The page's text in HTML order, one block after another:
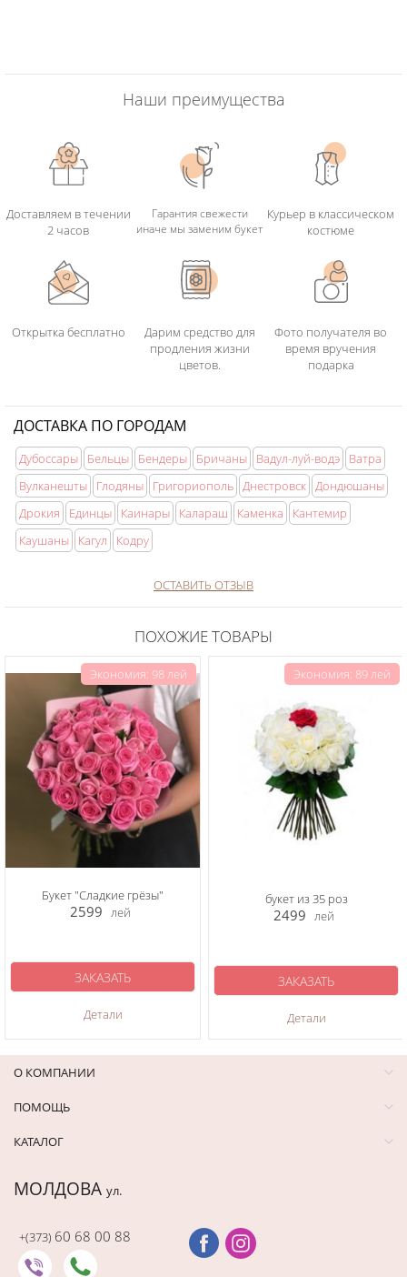
Наши преимущества
Доставляем в течении
2 часов
Гарантия свежести
иначе мы заменим букет
Курьер в классическом
костюме
Открытка бесплатно
Дарим средство для
продления жизни
цветов.
Фото получателя во
время вручения
подарка
ДОСТАВКА ПО ГОРОДАМ
Дубоссары Бельцы Бендеры Бричаны Вадул-луй-водэ
Ватра
Вулканешты
Глодяны Григориополь Днестровск Дондюшаны
Дрокия
Единцы Каинары Калараш Каменка
Кантемир
Каушаны
Кагул Кодру
ОСТАВИТЬ ОТЗЫВ
ПОХОЖИЕ ТОВАРЫ
Экономия: 98 лей
Букет "Сладкие грёзы"
2599 лей
Детали
ЗАКАЗАТЬ
Экономия: 89 лей
букет из 35 роз
2499 лей
Детали
ЗАКАЗАТЬ
О КОМПАНИИ
ПОМОЩЬ
КАТАЛОГ
МОЛДОВА ул.
+(373) 60 68 00 88